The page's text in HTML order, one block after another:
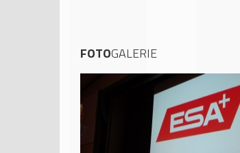
FOTOGALERIE